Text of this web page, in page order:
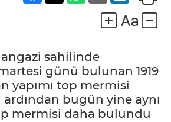
sahilinde
günü bulunan 1919
yapımı top mermisi
ardından bugün yine aynı
mermisi daha bulundu